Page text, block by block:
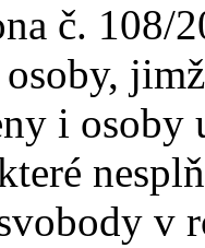
č. 108/
i
v